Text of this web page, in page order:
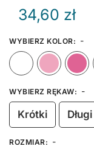
34,60 zł
WYBIERZ KOLOR: -
Biały
WYBIERZ RĘKAW: -
Krótki Długi
ROZMIAR: -